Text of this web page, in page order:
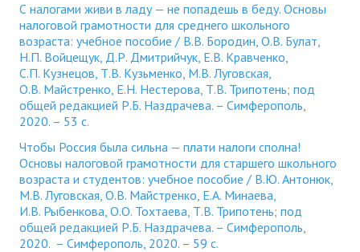
С налогами живи в ладу — не попадешь в беду. Основы
налоговой грамотности для среднего школьного
возраста: учебное пособие / В.В. Бородин, О.В. Булат,
Н.П. Войцещук, Д.Р. Дмитрийчук, Е.В. Кравченко,
С.П. Кузнецов, Т.В. Кузьменко, М.В. Луговская,
О.В. Майстренко, Е.Н. Нестерова, Т.В. Трипотень; под
общей редакцией Р.Б. Наздрачева. – Симферополь,
2020. – 53 с.
Чтобы Россия была сильна — плати налоги сполна!
Основы налоговой грамотности для старшего школьного
возраста и студентов: учебное пособие / В.Ю. Антонюк,
М.В. Луговская, О.В. Майстренко, Е.А. Минаева,
И.В. Рыбенкова, О.О. Тохтаева, Т.В. Трипотень; под
общей редакцией Р.Б. Наздрачева. – Симферополь,
2020. – Симферополь, 2020. – 59 с.